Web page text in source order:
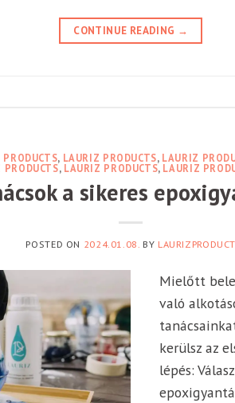
CONTINUE READING →
, LAURIZ PRODUCTS, LAURIZ
PRODUCTS, LAURIZ PRODUCTS, LAURIZ
a sikeres
POSTED ON 2024.01.08. BY LAURIZPRODUCT
Mielőtt
való
kerülsz az
lépés: